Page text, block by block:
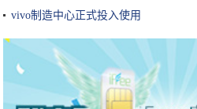
vivo制造中心正式投入使用